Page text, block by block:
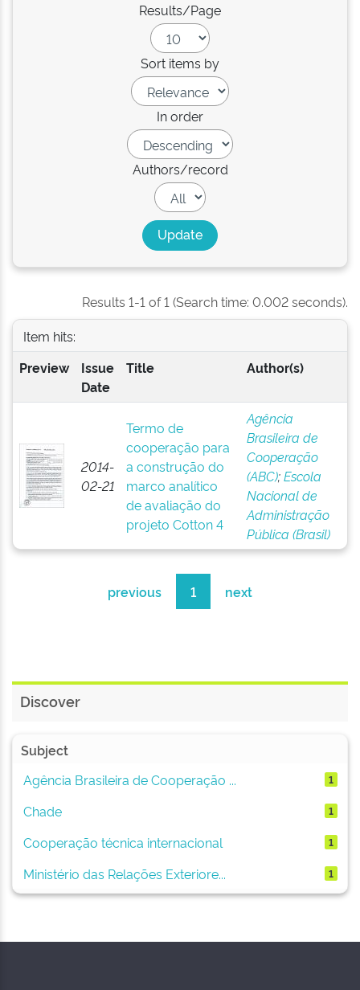
Results/Page
Sort items by
In order
Authors/record
Results 1-1 of 1 (Search time: 0.002 seconds).
Item hits:
Preview
Issue
Date
Title Author(s)
2014-
02-21
Termo de
cooperação para
a construção do
marco analítico
de avaliação do
projeto Cotton 4
Agência
Brasileira de
Cooperação
(ABC);Escola
Nacional de
Administração
Pública (Brasil)
previous 1 next
Discover
Subject
Agência Brasileira de Cooperação ...
1
Chade 1
Cooperação técnica internacional 1
Ministério das Relações Exteriore... 1